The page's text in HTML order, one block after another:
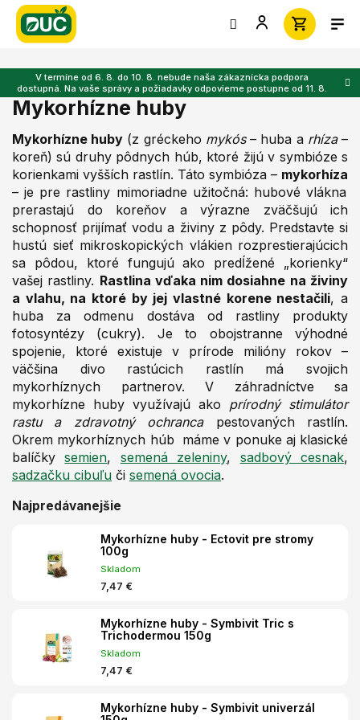
Prejsť
obsah
V termíne od 6. 8. do 10. 8. nebude naša zákaznícka podpora
dostupná. Na vaše správy a požiadavky odpovieme postupne od 11. 8.
Mykorhízne huby
Mykorhízne huby (z gréckeho mykós– huba a rhíza–
koreň) sú druhy pôdnych húb, ktoré žijú v symbióze s
korienkami vyšších rastlín. Táto symbióza – mykorhíza
– je pre rastliny mimoriadne užitočná: hubové vlákna
prerastajú do koreňov a výrazne zväčšujú ich
schopnosť prijímať vodu a živiny z pôdy. Predstavte si
hustú sieť mikroskopických vlákien rozprestierajúcich
sa pôdou, ktoré fungujú ako predĺžené „korienky“
vašej rastliny. Rastlina vďaka nim dosiahne na živiny
a vlahu, na ktoré by jej vlastné korene nestačili, a
huba za odmenu dostáva od rastliny produkty
fotosyntézy (cukry). Je to obojstranne výhodné
spojenie, ktoré existuje v prírode milióny rokov –
väčšina divo rastúcich rastlín má svojich
mykorhíznych partnerov. V záhradníctve sa
mykorhízne huby využívajú ako prírodný stimulátor
rastu a zdravotný ochrancapestovaných rastlín.
Okrem mykorhíznych húb máme v ponuke aj klasické
balíčkysemien, semená zeleniny, sadbový cesnak,
sadzačku cibuľu či semená ovocia.
Najpredávanejšie
Mykorhízne huby - Ectovit pre stromy
100g
Skladom
7,47 €
Mykorhízne huby - Symbivit Tric s
Trichodermou 150g
Skladom
7,47 €
Mykorhízne huby - Symbivit univerzál